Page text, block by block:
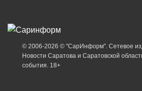
© 2006-2026 © "СарИнформ". Сетевое
Новости Саратова и Саратовской
события. 18+